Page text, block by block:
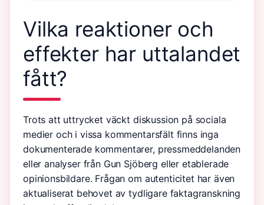
Vilka reaktioner och
effekter har uttalandet
fått?
Trots att uttrycket väckt diskussion på sociala
medier och i vissa kommentarsfält finns inga
dokumenterade kommentarer, pressmeddelanden
eller analyser från Gun Sjöberg eller etablerade
opinionsbildare. Frågan om autenticitet har även
aktualiserat behovet av tydligare faktagranskning